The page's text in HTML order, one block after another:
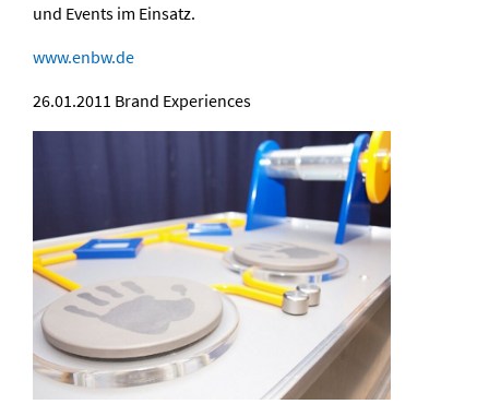
und Events im Einsatz.
www.enbw.de
26.01.2011 Brand Experiences